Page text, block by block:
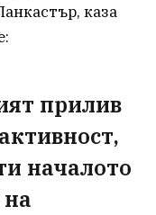
каза
прилив
началото